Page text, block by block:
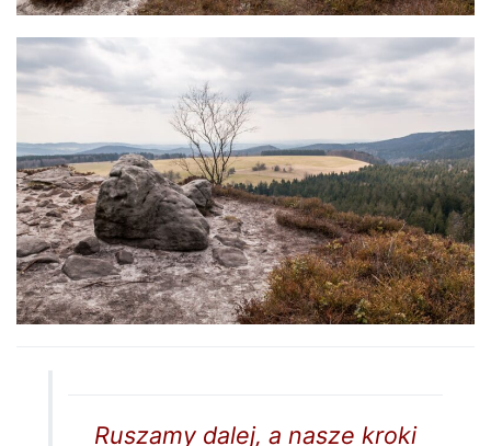
Ruszamy dalej, a nasze kroki